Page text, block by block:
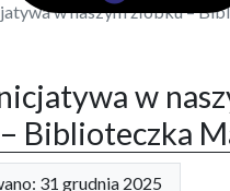
w naszym żłobku –
w
Biblioteczka
31 grudnia 2025